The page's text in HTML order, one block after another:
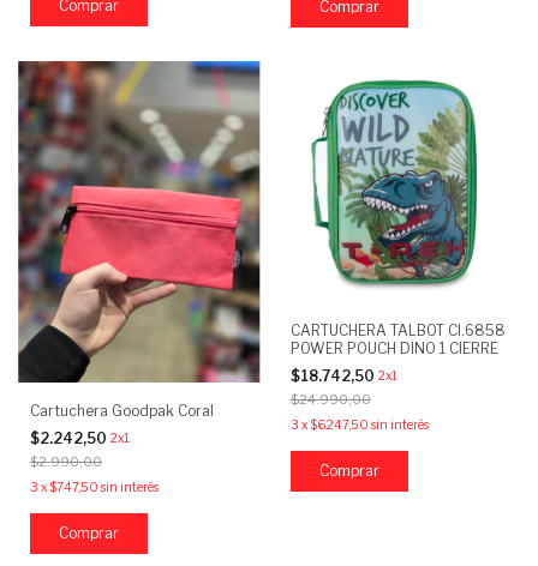
Cartuchera Goodpak Coral
$2.242,50 2x1
$2.990,00
3 x$747,50 sin interés
CARTUCHERA TALBOT CI.6858
POWER POUCH DINO 1 CIERRE
$18.742,50 2x1
$24.990,00
3 x$6.247,50 sin interés